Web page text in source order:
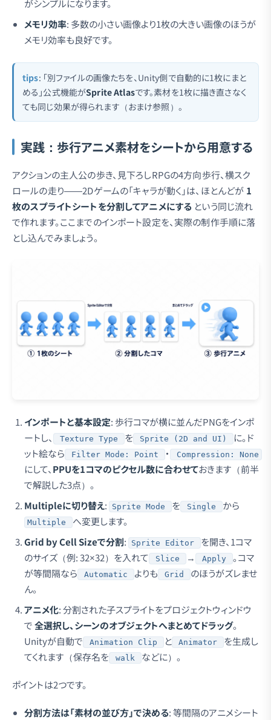
がシンプルになります。
メモリ効率: 多数の小さい画像より1枚の大きい画像のほうが
メモリ効率も良好です。
tips: 「別ファイルの画像たちを、Unity側で自動的に1枚にまと
める」公式機能がSprite Atlasです。素材を1枚に描き直さなく
ても同じ効果が得られます（おまけ参照）。
実践：歩行アニメ素材をシートから用意する
アクションの主人公の歩き、見下ろしRPGの4方向歩行、横スク
ロールの走り——2Dゲームの「キャラが動く」は、ほとんどが 1
枚のスプライトシートを分割してアニメにする という同じ流れ
で作れます。ここまでのインポート設定を、実際の制作手順に落
とし込んでみましょう。
インポートと基本設定: 歩行コマが横に並んだPNGをインポ
ートし、
Texture Type を Sprite (2D and UI)
に。ド
ット絵なら
Filter Mode: Point ・ Compression: None
にして、 PPUを1コマのピクセル数に合わせておきます（前半
で解説した3点）。
Multipleに切り替え: Sprite Mode を Single から
Multiple
へ変更します。
Grid by Cell Sizeで分割: Sprite Editor
を開き、1コマ
のサイズ（例: 32×32）を入れて
Slice → Apply
。コマ
が等間隔なら
Automatic よりも Grid
のほうがズレませ
ん。
アニメ化: 分割された子スプライトをプロジェクトウィンドウ
で全選択し、シーンのオブジェクトへまとめてドラッグ。
Unityが自動で
Animation Clip と Animator
を生成し
てくれます（保存名を
walk などに）。
ポイントは2つです。
分割方法は「素材の並び方」で決める: 等間隔のアニメシート